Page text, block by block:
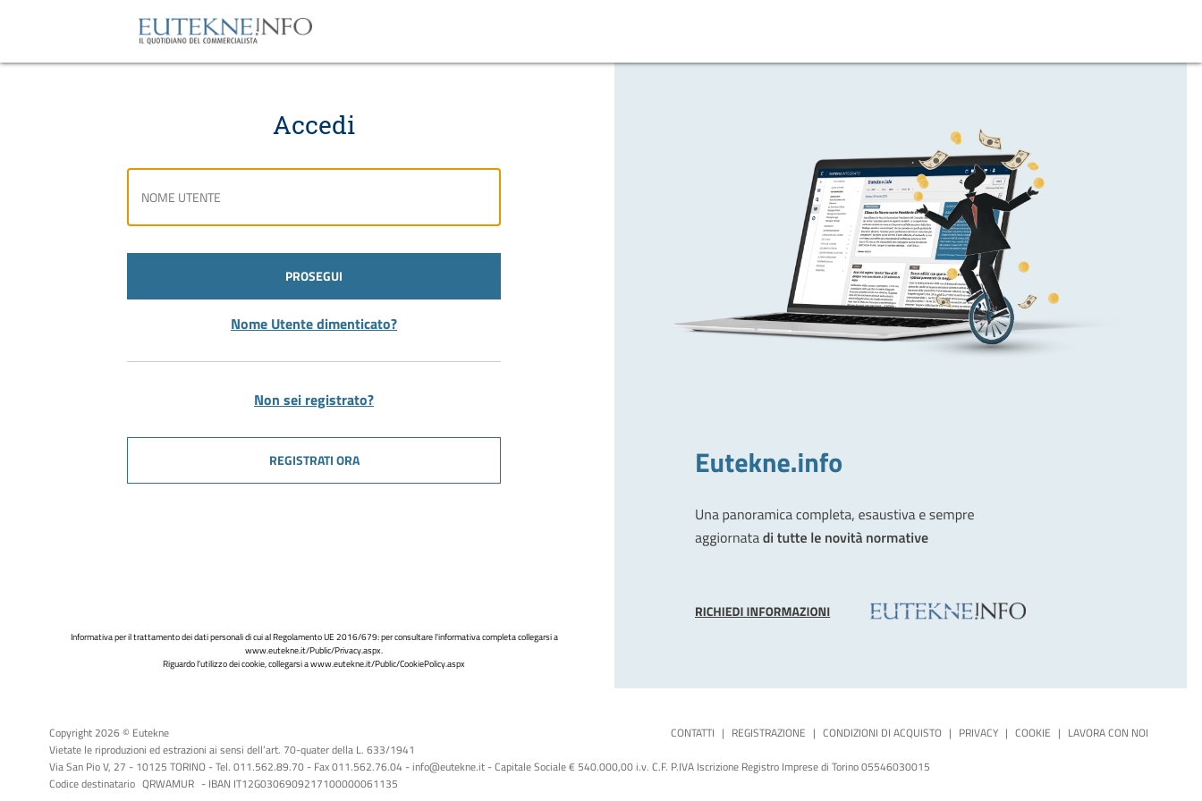
Accedi
PROSEGUI
Nome Utente dimenticato?
Non sei registrato?
REGISTRATI ORA
Informativa per il trattamento dei dati personali di cui al Regolamento UE 2016/679: per consultare l'informativa completa collegarsi a
www.eutekne.it/Public/Privacy.aspx.
Riguardo l'utilizzo dei cookie, collegarsi awww.eutekne.it/Public/CookiePolicy.aspx
Copyright 2026 © Eutekne
Vietate le riproduzioni ed estrazioni ai sensi dell’art. 70-quater della L. 633/1941
CONTATTI | REGISTRAZIONE | CONDIZIONI DI ACQUISTO | PRIVACY | COOKIE | LAVORA CON NOI
Via San Pio V, 27 - 10125 TORINO - Tel. 011.562.89.70 - Fax 011.562.76.04 - info@eutekne.it - Capitale Sociale € 540.000,00 i.v. C.F. P.IVA Iscrizione Registro Imprese di Torino 05546030015
Codice destinatario QRWAMUR - IBAN IT12G0306909217100000061135